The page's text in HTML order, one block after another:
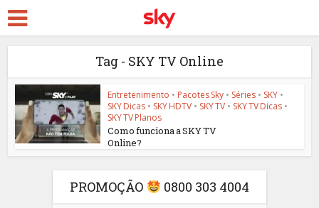
Tag - SKY TV Online
Entretenimento • Pacotes Sky • Séries • SKY •
SKY Dicas • SKY HDTV • SKY TV • SKY TV Dicas •
SKY TV Planos
Como funciona a SKY TV
Online?
PROMOÇÃO 0800 303 4004